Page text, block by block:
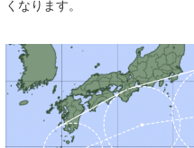
くなります。
まっきー
三輪予報士
小川予報士